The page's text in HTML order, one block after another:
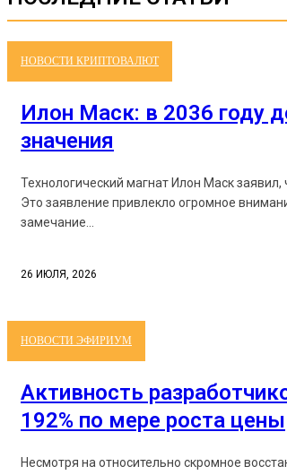
НОВОСТИ КРИПТОВАЛЮТ
Илон Маск: в 2036 году
значения
Технологический магнат Илон Маск
Это заявление привлекло огромное
замечание...
26 ИЮЛЯ, 2026
НОВОСТИ ЭФИРИУМ
Активность
192% по мере роста цены
Несмотря на относительно скромное